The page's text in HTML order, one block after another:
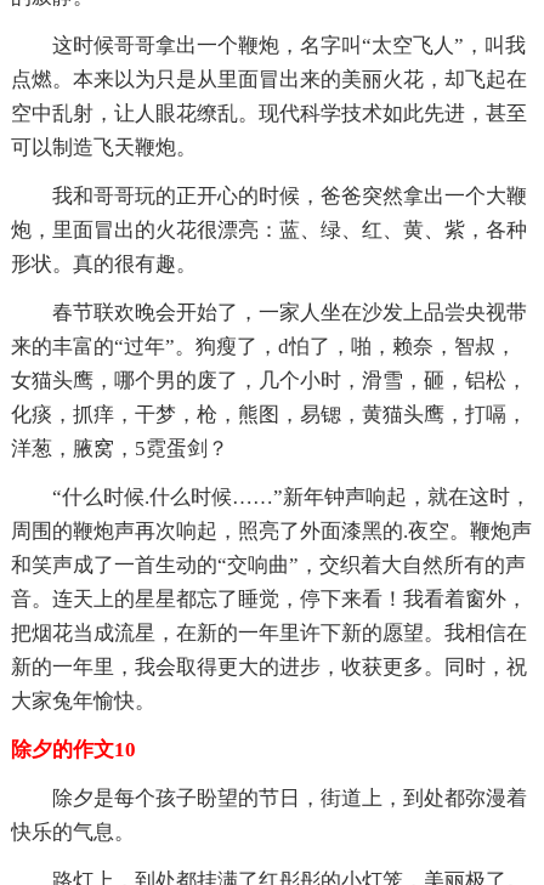
这时候哥哥拿出一个鞭炮，名字叫“太空飞人”，叫我
点燃。本来以为只是从里面冒出来的美丽火花，却飞起在
空中乱射，让人眼花缭乱。现代科学技术如此先进，甚至
可以制造飞天鞭炮。
我和哥哥玩的正开心的时候，爸爸突然拿出一个大鞭
炮，里面冒出的火花很漂亮：蓝、绿、红、黄、紫，各种
形状。真的很有趣。
春节联欢晚会开始了，一家人坐在沙发上品尝央视带
来的丰富的“过年”。狗瘦了，d怕了，啪，赖奈，智叔，
女猫头鹰，哪个男的废了，几个小时，滑雪，砸，铝松，
化痰，抓痒，干梦，枪，熊图，易锶，黄猫头鹰，打嗝，
洋葱，腋窝，5霓蛋剑？
“什么时候.什么时候……”新年钟声响起，就在这时，
周围的鞭炮声再次响起，照亮了外面漆黑的.夜空。鞭炮声
和笑声成了一首生动的“交响曲”，交织着大自然所有的声
音。连天上的星星都忘了睡觉，停下来看！我看着窗外，
把烟花当成流星，在新的一年里许下新的愿望。我相信在
新的一年里，我会取得更大的进步，收获更多。同时，祝
大家兔年愉快。
除夕的作文10
除夕是每个孩子盼望的节日，街道上，到处都弥漫着
快乐的气息。